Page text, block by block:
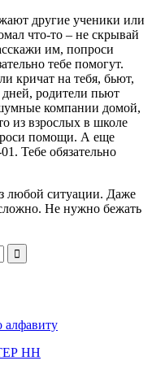
другие ученики или
что-то – не скрывай
им, попроси
тебе помогут.
кричат на тебя, бьют,
дней, родители пьют
компании домой,
из взрослых в школе
помощи. А еще
Тебе обязательно
любой ситуации. Даже
Не нужно бежать
алфавиту